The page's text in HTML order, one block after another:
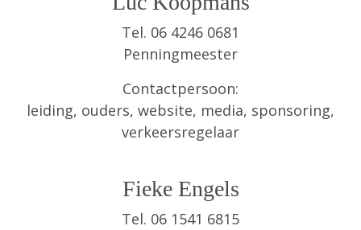
Tel. 06 4246 0681
Penningmeester
Contactpersoon:
leiding, ouders, website, media, sponsoring,
verkeersregelaar
Fieke Engels
Tel. 06 1541 6815